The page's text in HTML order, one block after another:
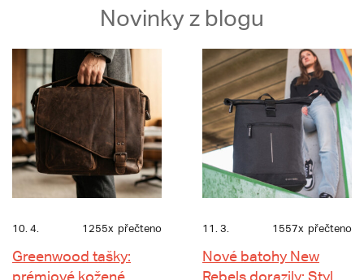
Novinky z blogu
10. 4. 1255x přečteno
Greenwood tašky:
prémiové kožené
11. 3. 1557x přečteno
Nové batohy New
Rebels dorazily: Styl,